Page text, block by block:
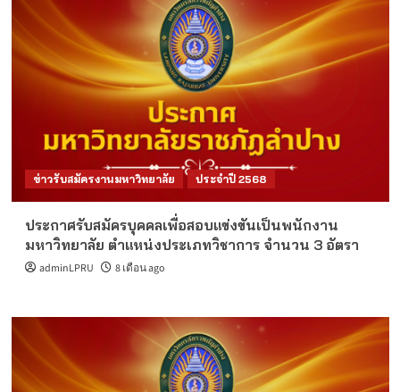
ข่าวรับสมัครงานมหาวิทยาลัย ประจำปี 2568
ประกาศรับสมัครบุคคลเพื่อสอบแข่งขันเป็นพนักงาน
มหาวิทยาลัย ตำแหน่งประเภทวิชาการ จำนวน 3 อัตรา
adminLPRU 8 เดือน ago